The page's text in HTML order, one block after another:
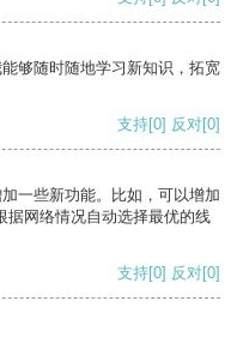
够随时随地学习新知识，拓宽
支持[0] 反对[0]
一些新功能。比如，可以增加
据网络情况自动选择最优的线
支持[0] 反对[0]